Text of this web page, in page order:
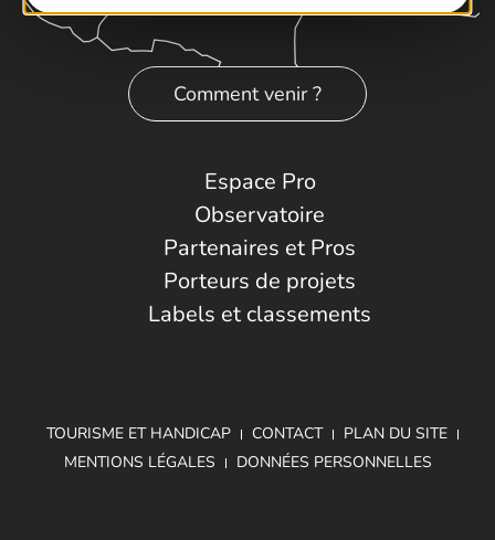
Comment venir ?
Espace Pro
Observatoire
Partenaires et Pros
Porteurs de projets
Labels et classements
TOURISME ET HANDICAP CONTACT
PLAN DU SITE
MENTIONS LÉGALES
DONNÉES PERSONNELLES